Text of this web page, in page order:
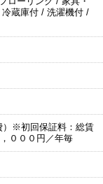
蔵庫付 / 洗濯機付 /
）※初回保証料：総賃
０００円／年毎